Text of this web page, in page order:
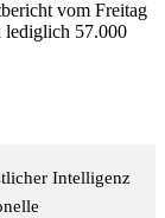
vom Freitag
lediglich 57.000
Intelligenz